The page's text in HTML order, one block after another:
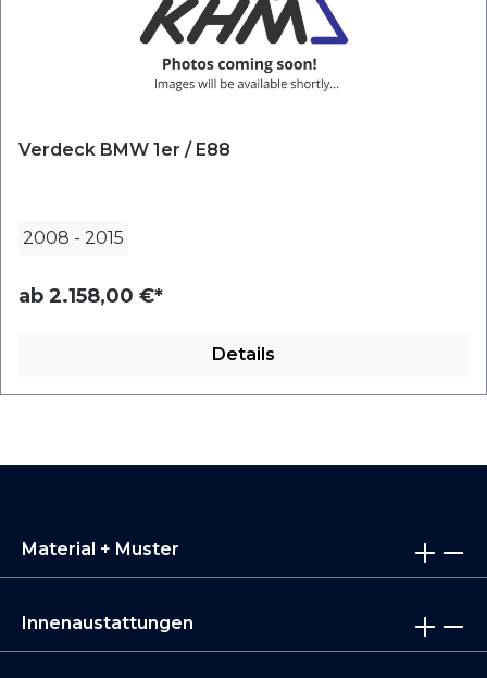
Verdeck BMW 1er / E88
2008 - 2015
ab 2.158,00 €*
Details
Material + Muster
Innenaustattungen